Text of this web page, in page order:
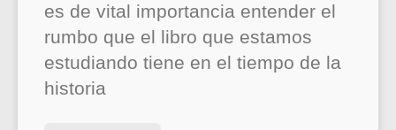
es de vital importancia entender el
rumbo que el libro que estamos
estudiando tiene en el tiempo de la
historia